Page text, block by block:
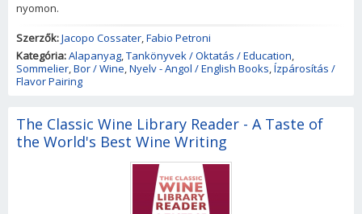
nyomon.
Szerzők:Jacopo Cossater,Fabio Petroni
Kategória:Alapanyag,Tankönyvek / Oktatás / Education,
Sommelier,Bor / Wine,Nyelv - Angol / English Books,Ízpárosítás /
Flavor Pairing
The Classic Wine Library Reader - A Taste of
the World's Best Wine Writing